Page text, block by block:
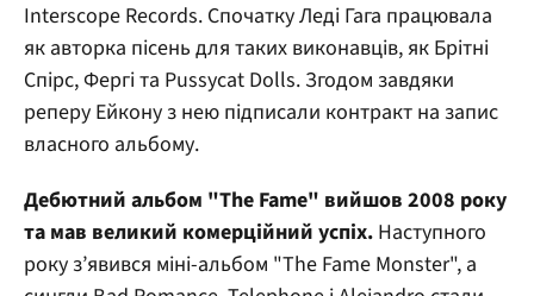
Interscope Records. Спочатку Леді Гага працювала
як авторка пісень для таких виконавців, як Брітні
Спірс, Фергі та Pussycat Dolls. Згодом завдяки
реперу Ейкону з нею підписали контракт на запис
власного альбому.
Дебютний альбом "The Fame" вийшов 2008 року
та мав великий комерційний успіх. Наступного
року з’явився міні-альбом "The Fame Monster", а